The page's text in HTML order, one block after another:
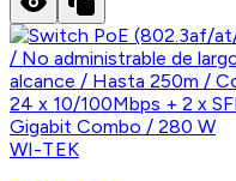
WI-TEK